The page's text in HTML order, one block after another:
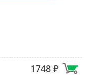
1748 ₽